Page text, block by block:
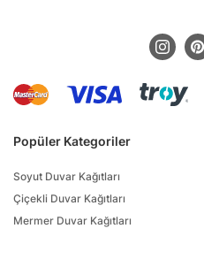
Popüler Kategoriler
Soyut Duvar Kağıtları
Çiçekli Duvar Kağıtları
Mermer Duvar Kağıtları